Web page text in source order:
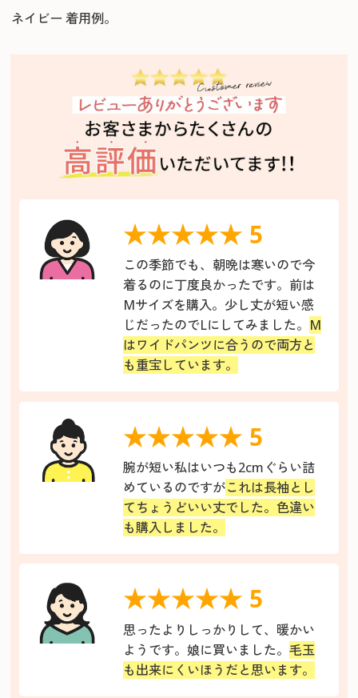
ネイビー 着用例。
★★★★★ 5
この季節でも、朝晩は寒いので今
着るのに丁度良かったです。前は
Mサイズを購入。少し丈が短い感
じだったのでLにしてみました。 M
はワイドパンツに合うので両方と
も重宝しています。
★★★★★ 5
腕が短い私はいつも2cmぐらい詰
めているのですがこれは長袖とし
てちょうどいい丈でした。色違い
も購入しました。
★★★★★ 5
思ったよりしっかりして、暖かい
ようです。娘に買いました。毛玉
も出来にくいほうだと思います。